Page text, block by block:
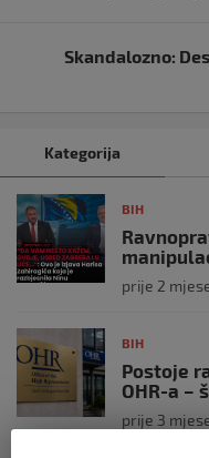
Skandalozno:
Kategorija
BIH
prije 2
BIH
Postoje
OHR-a –
prije 3